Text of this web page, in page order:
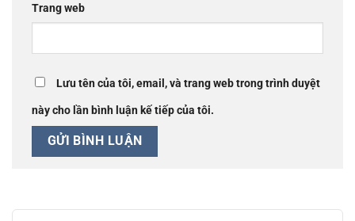
Trang web
Lưu tên của tôi, email, và trang web trong trình duyệt
này cho lần bình luận kế tiếp của tôi.